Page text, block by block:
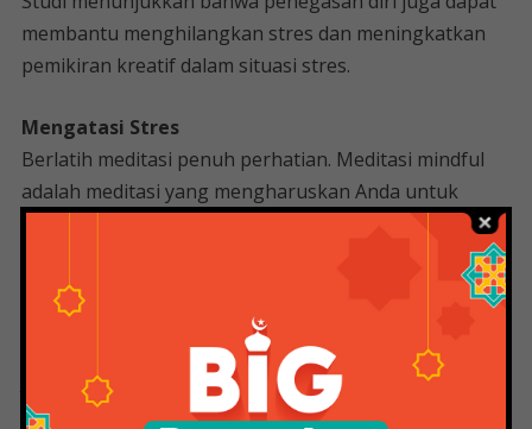
membantu menghilangkan stres dan meningkatkan
pemikiran kreatif dalam situasi stres.
Mengatasi Stres
Berlatih meditasi penuh perhatian. Meditasi mindful
adalah meditasi yang mengharuskan Anda untuk
fokus pada saat ini. Berlatih meditasi penuh perhatian
menempatkan fokus hanya pada menjadi dan tidak
melakukan hal lain saat ini.
Anda dapat bermeditasi selama 30 menit per hari.
Jumlah inipun menghasilkan perubahan yang
menguntungkan pada perilaku dan fungsi otak.